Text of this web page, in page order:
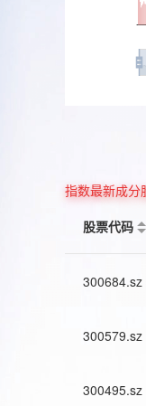
指数最新成分
股票代码
300684.sz
300579.sz
300495.sz